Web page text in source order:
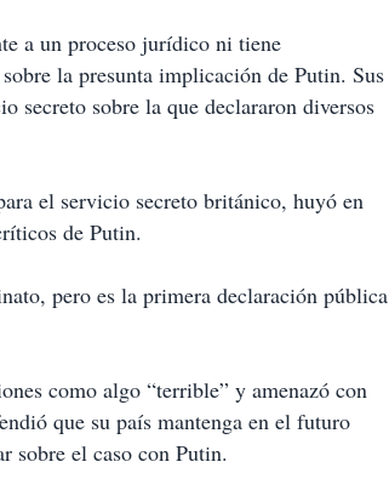
a un proceso jurídico ni tiene
la presunta implicación de Putin. Sus
secreto sobre la que declararon diversos
el servicio secreto británico, huyó en
de Putin.
pero es la primera declaración pública
como algo “terrible” y amenazó con
que su país mantenga en el futuro
sobre el caso con Putin.